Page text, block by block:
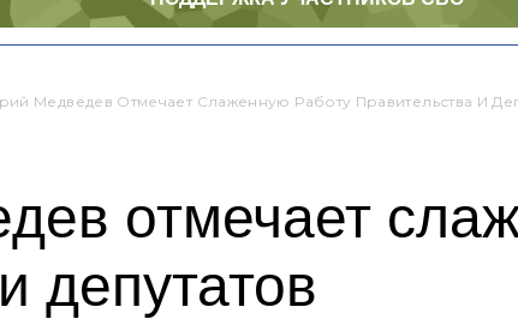
Медведев Отмечает Слаженную Работу Правительства И
отмечает
депутатов